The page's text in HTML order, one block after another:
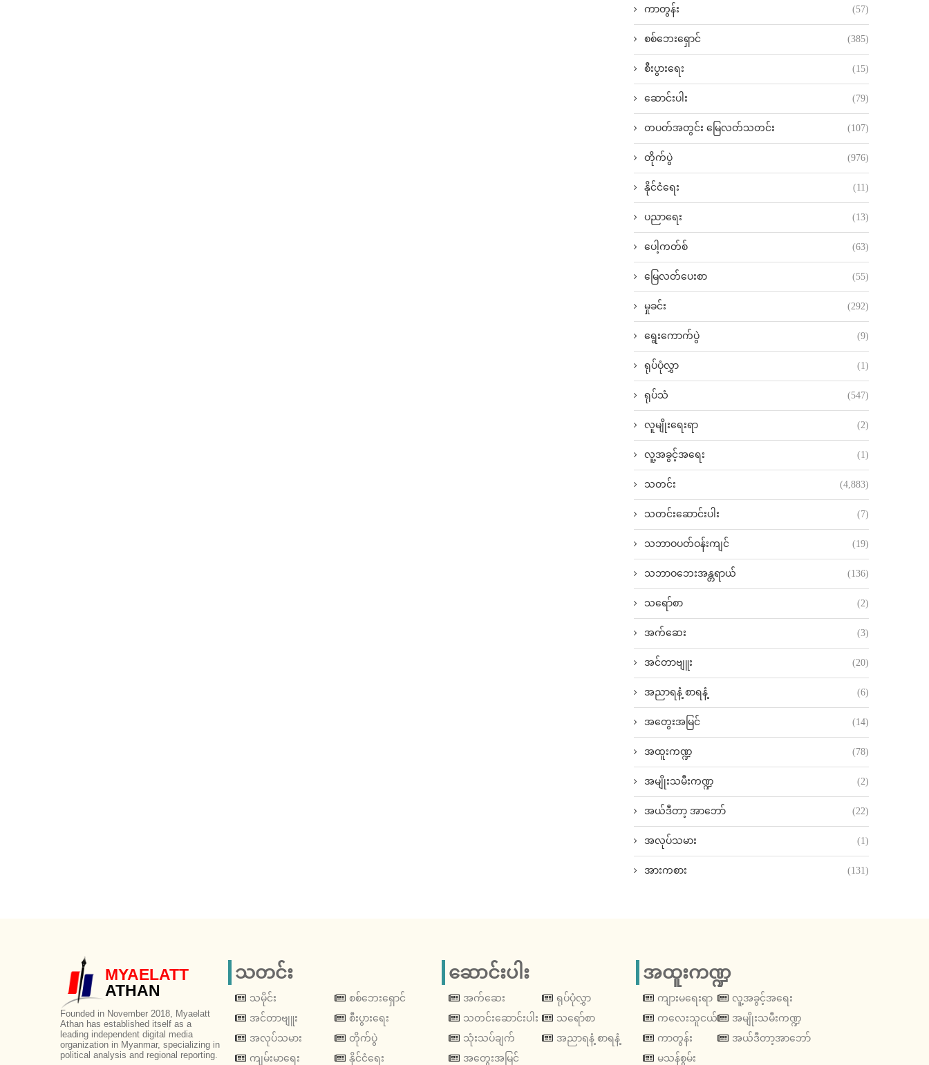
ကာတွန်း (57)
စစ်ဘေးရှောင် (385)
စီးပွားရေး (15)
ဆောင်းပါး (79)
တပတ်အတွင်း မြေလတ်သတင်း (107)
တိုက်ပွဲ (976)
နိုင်ငံရေး (11)
ပညာရေး (13)
ပေါ့ကတ်စ် (63)
မြေလတ်ပေးစာ (55)
မှုခင်း (292)
ရွေးကောက်ပွဲ (9)
ရုပ်ပုံလွှာ (1)
ရုပ်သံ (547)
လူမျိုးရေးရာ (2)
လူ့အခွင့်အရေး (1)
သတင်း (4,883)
သတင်းဆောင်းပါး (7)
သဘာဝပတ်ဝန်းကျင် (19)
သဘာဝဘေးအန္တရာယ် (136)
သရော်စာ (2)
အက်ဆေး (3)
အင်တာဗျူး (20)
အညာရနံ့ စာရနံ့ (6)
အတွေးအမြင် (14)
အထူးကဏ္ဍ (78)
အမျိုးသမီးကဏ္ဍ (2)
အယ်ဒီတာ့ အာဘော် (22)
အလုပ်သမား (1)
အားကစား (131)
MYAELATT
ATHAN
Founded in November 2018, Myaelatt
Athan has established itself as a
leading independent digital media
organization in Myanmar, specializing in
political analysis and regional reporting.
သတင်း
သမိုင်း
အင်တာဗျူး
အလုပ်သမား
ကျမ်းမာရေး
စစ်ဘေးရှောင်
စီးပွားရေး
တိုက်ပွဲ
နိုင်ငံရေး
ဆောင်းပါး
အက်ဆေး
သတင်းဆောင်းပါး
သုံးသပ်ချက်
အတွေးအမြင်
ရုပ်ပုံလွှာ
သရော်စာ
အညာရနံ့ စာရနံ့
အထူးကဏ္ဍ
ကျားမရေးရာ
ကလေးသူငယ်
ကာတွန်း
မသန်စွမ်း
လူ့အခွင့်အရေး
အမျိုးသမီးကဏ္ဍ
အယ်ဒီတာ့အာဘော်